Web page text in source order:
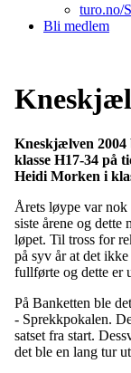
turo.no/
Bli medlem
Kneskjælven 2004
klasse H17-34 på
Heidi Morken i
Årets løype var nok
siste årene og dette
løpet. Til tross for
på syv år at det
fullførte og dette er
På Banketten ble
- Sprekkpokalen.
satset fra start.
det ble en lang tur